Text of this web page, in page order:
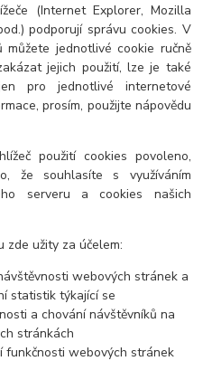
(Internet Explorer, Mozilla
podporují správu cookies. V
můžete jednotlivé cookie ručně
jejich použití, lze je také
pro jednotlivé internetové
prosím, použijte nápovědu
použití cookies povoleno,
že souhlasíte s využíváním
serveru a cookies našich
zde užity za účelem:
webových stránek a
statistik týkající se
a chování návštěvníků na
stránkách
funkčnosti webových stránek